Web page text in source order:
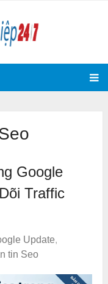
Google
Traffic
Update,
tin Seo